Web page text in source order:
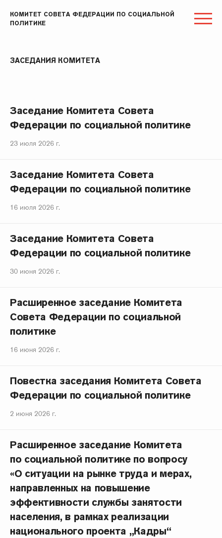
КОМИТЕТ СОВЕТА ФЕДЕРАЦИИ ПО СОЦИАЛЬНОЙ
ПОЛИТИКЕ
ЗАСЕДАНИЯ КОМИТЕТА
Заседание Комитета Совета
Федерации по социальной политике
23 июля 2026 г.
Заседание Комитета Совета
Федерации по социальной политике
16 июля 2026 г.
Заседание Комитета Совета
Федерации по социальной политике
30 июня 2026 г.
Расширенное заседание Комитета
Совета Федерации по социальной
политике
16 июня 2026 г.
Повестка заседания Комитета Совета
Федерации по социальной политике
2 июня 2026 г.
Расширенное заседание Комитета
по социальной политике по вопросу
«О ситуации на рынке труда и мерах,
направленных на повышение
эффективности службы занятости
населения, в рамках реализации
национального проекта „Кадры“